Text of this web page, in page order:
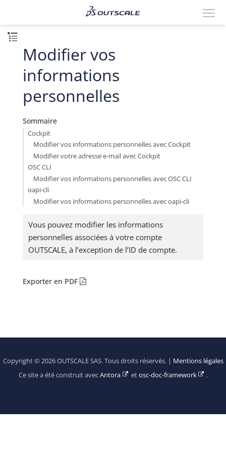
Modifier vos
informations
personnelles
Sommaire
Cockpit
Modifier vos informations personnelles avec Cockpit
Modifier votre adresse e-mail avec Cockpit
OSC CLI
Modifier vos informations personnelles avec OSC CLI
oapi-cli
Modifier vos informations personnelles avec oapi-cli
Vous pouvez modifier les informations
personnelles associées à votre compte
OUTSCALE, à l’exception de l’ID de compte.
Exporter en PDF
Copyright © 2026 OUTSCALE SAS. Tous droits réservés. | Mentions légales
Ce site a été construit avecAntora etosc-doc-framework .